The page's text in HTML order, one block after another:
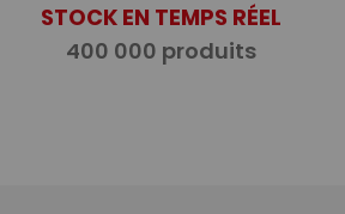
STOCK EN TEMPS RÉEL
400 000 produits